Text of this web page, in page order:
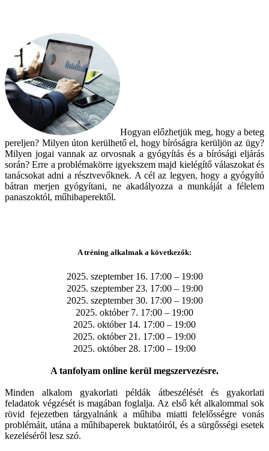
Hogyan előzhetjük meg, hogy a beteg
pereljen? Milyen úton kerülhető el, hogy bíróságra kerüljön az ügy?
Milyen jogai vannak az orvosnak a gyógyítás és a bírósági eljárás
során? Erre a problémakörre igyekszem majd kielégítő válaszokat és
tanácsokat adni a résztvevőknek. A cél az legyen, hogy a gyógyító
bátran merjen gyógyítani, ne akadályozza a munkáját a félelem
panaszoktól, műhibaperektől.
A tréning alkalmak a következők:
2025. szeptember 16. 17:00 – 19:00
2025. szeptember 23. 17:00 – 19:00
2025. szeptember 30. 17:00 – 19:00
2025. október 7. 17:00 – 19:00
2025. október 14. 17:00 – 19:00
2025. október 21. 17:00 – 19:00
2025. október 28. 17:00 – 19:00
A tanfolyam online kerül megszervezésre.
Minden alkalom gyakorlati példák átbeszélését és gyakorlati
feladatok végzését is magában foglalja. Az első két alkalommal sok
rövid fejezetben tárgyalnánk a műhiba miatti felelősségre vonás
problémáit, utána a műhibaperek buktatóiról, és a sürgősségi esetek
kezeléséről lesz szó.